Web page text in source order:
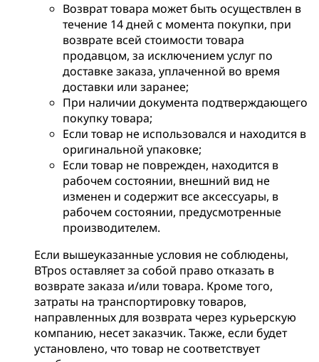
Возврат товара может быть осуществлен в
течение 14 дней с момента покупки, при
возврате всей стоимости товара
продавцом, за исключением услуг по
доставке заказа, уплаченной во время
доставки или заранее;
При наличии документа подтверждающего
покупку товара;
Если товар не использовался и находится в
оригинальной упаковке;
Если товар не поврежден, находится в
рабочем состоянии, внешний вид не
изменен и содержит все аксессуары, в
рабочем состоянии, предусмотренные
производителем.
Если вышеуказанные условия не соблюдены,
BTpos оставляет за собой право отказать в
возврате заказа и/или товара. Кроме того,
затраты на транспортировку товаров,
направленных для возврата через курьерскую
компанию, несет заказчик. Также, если будет
установлено, что товар не соответствует